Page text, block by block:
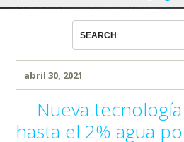
abril 30, 2021
Nueva
hasta el 2% agua